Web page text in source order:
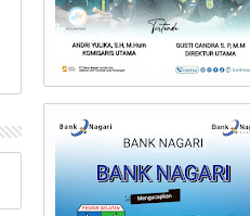
BERKUNJUNG KE UNIVERSITAS
EKASAKTI.